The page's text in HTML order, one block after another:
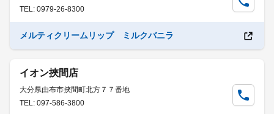
TEL: 0979-26-8300
メルティクリームリップ ミルクバニラ
イオン挾間店
大分県由布市挾間町北方７７番地
TEL: 097-586-3800